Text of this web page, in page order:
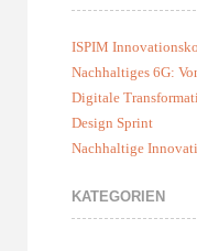
ISPIM
Nachhaltiges 6G:
Digitale
Design Sprint
Nachhaltige
KATEGORIEN